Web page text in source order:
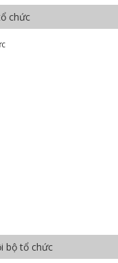
chức
bộ tổ chức